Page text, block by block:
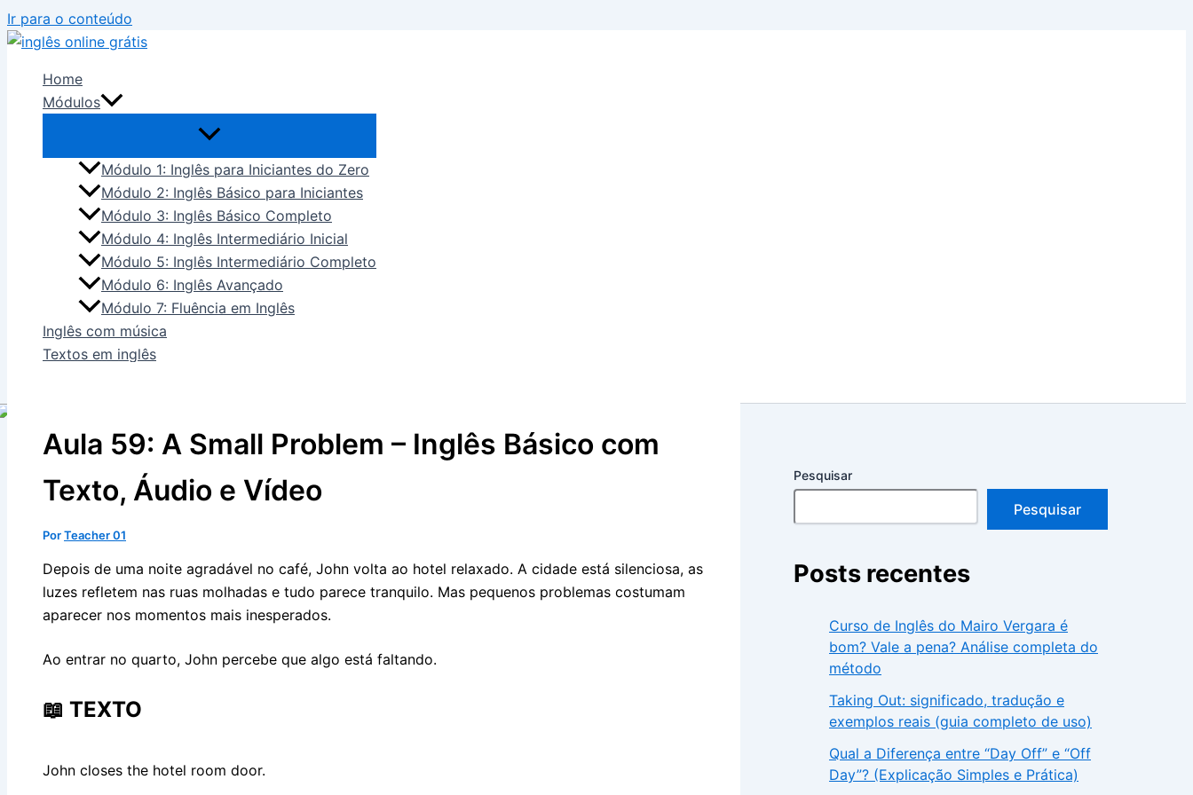
Ir para o conteúdo
Home
Módulos
Módulo 1: Inglês para Iniciantes do Zero
Módulo 2: Inglês Básico para Iniciantes
Módulo 3: Inglês Básico Completo
Módulo 4: Inglês Intermediário Inicial
Módulo 5: Inglês Intermediário Completo
Módulo 6: Inglês Avançado
Módulo 7: Fluência em Inglês
Inglês com música
Textos em inglês
Aula 59: A Small Problem – Inglês Básico com
Texto, Áudio e Vídeo
PorTeacher 01
Depois de uma noite agradável no café, John volta ao hotel relaxado. A cidade está silenciosa, as
luzes refletem nas ruas molhadas e tudo parece tranquilo. Mas pequenos problemas costumam
aparecer nos momentos mais inesperados.
Ao entrar no quarto, John percebe que algo está faltando.
📖 TEXTO
John closes the hotel room door.
Pesquisar
Pesquisar
Posts recentes
Curso de Inglês do Mairo Vergara é
bom? Vale a pena? Análise completa do
método
Taking Out: significado, tradução e
exemplos reais (guia completo de uso)
Qual a Diferença entre “Day Off” e “Off
Day”? (Explicação Simples e Prática)